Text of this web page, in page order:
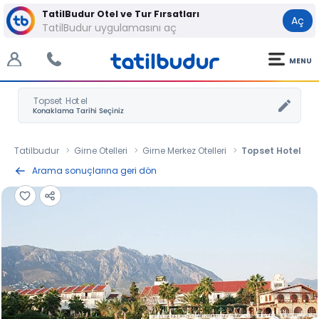
TatilBudur Otel ve Tur Fırsatları
TatilBudur uygulamasını aç Aç
MENU
Topset Hotel
Tatilbudur Girne Otelleri Girne Merkez Otelleri
Topset Hotel
Arama sonuçlarına geri dön